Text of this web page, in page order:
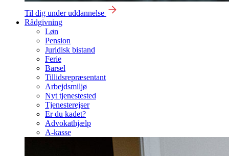
Til dig under uddannelse
Rådgivning
Løn
Pension
Juridisk bistand
Ferie
Barsel
Tillidsrepræsentant
Arbejdsmiljø
Nyt tjenestested
Tjenesterejser
Er du kadet?
Advokathjælp
A-kasse